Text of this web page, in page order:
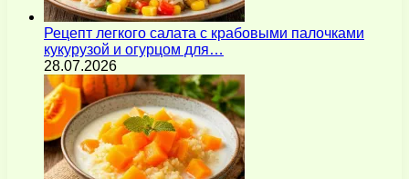
Рецепт легкого салата с крабовыми палочками
кукурузой и огурцом для…
28.07.2026